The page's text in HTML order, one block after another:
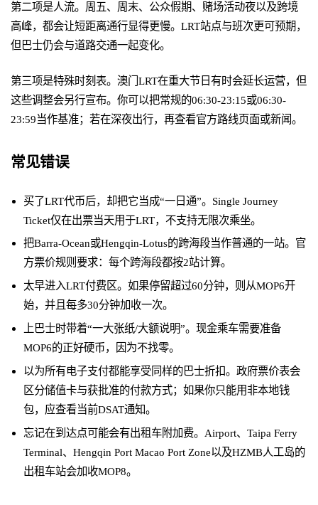
第二项是人流。周五、周末、公众假期、赌场活动夜以及跨境
高峰，都会让短距离通行显得更慢。LRT站点与班次更可预期，
但巴士仍会与道路交通一起变化。
第三项是特殊时刻表。澳门LRT在重大节日有时会延长运营，但
这些调整会另行宣布。你可以把常规的06:30-23:15或06:30-
23:59当作基准；若在深夜出行，再查看官方路线页面或新闻。
常见错误
买了LRT代币后，却把它当成“一日通”。Single Journey
Ticket仅在出票当天用于LRT，不支持无限次乘坐。
把Barra-Ocean或Hengqin-Lotus的跨海段当作普通的一站。官
方票价规则要求：每个跨海段都按2站计算。
太早进入LRT付费区。如果停留超过60分钟，则从MOP6开
始，并且每多30分钟加收一次。
上巴士时带着“一大张纸/大额说明”。现金乘车需要准备
MOP6的正好硬币，因为不找零。
以为所有电子支付都能享受同样的巴士折扣。政府票价表会
区分储值卡与获批准的付款方式；如果你只能用非本地钱
包，应查看当前DSAT通知。
忘记在到达点可能会有出租车附加费。Airport、Taipa Ferry
Terminal、Hengqin Port Macao Port Zone以及HZMB人工岛的
出租车站会加收MOP8。